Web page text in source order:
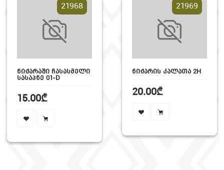
21968
ᲜᲘᲟᲐᲠᲐᲨᲘ ᲩᲐᲡᲐᲡᲛᲔᲚᲘ
ᲡᲐᲡᲐᲞᲜᲔ 01-D
15.00₾
21969
ᲜᲘᲟᲐᲠᲘᲡ ᲙᲐᲚᲐᲗᲐ 2H
20.00₾